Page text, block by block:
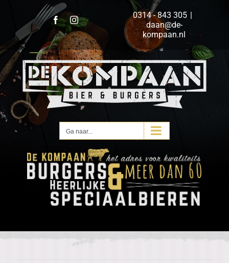
Ga
inhoud
FacebookInstagram 0314 - 843 305 |
daan@de-
kompaan.nl
Ga naar...